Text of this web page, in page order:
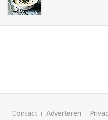
Contact Adverteren